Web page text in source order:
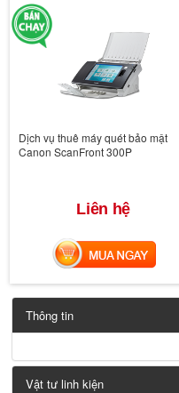
Dịch vụ thuê máy quét bảo mật
Canon ScanFront 300P
Liên hệ
MUA NGAY
Thông tin
Vật tư linh kiện